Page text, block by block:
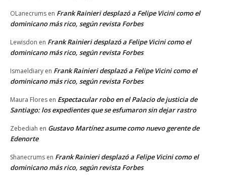
OLanecrums en Frank Rainieri desplazó a Felipe Vicini como el
dominicano más rico, según revista Forbes
Lewisdon en Frank Rainieri desplazó a Felipe Vicini como el
dominicano más rico, según revista Forbes
Ismaeldiary en Frank Rainieri desplazó a Felipe Vicini como el
dominicano más rico, según revista Forbes
Maura Flores en Espectacular robo en el Palacio de justicia de
Santiago: los expedientes que se esfumaron sin dejar rastro
Zebediah en Gustavo Martínez asume como nuevo gerente de
Edenorte
Shanecrums en Frank Rainieri desplazó a Felipe Vicini como el
dominicano más rico, según revista Forbes